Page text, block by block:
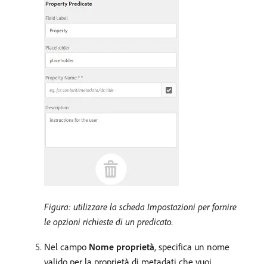
Figura: utilizzare la scheda Impostazioni per fornire
le opzioni richieste di un predicato.
Nel campo Nome proprietà, specifica un nome
valido per la proprietà di metadati che vuoi